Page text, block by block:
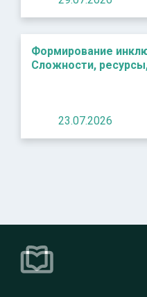
Формирование
Сложности,
23.07.2026